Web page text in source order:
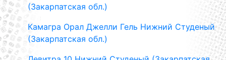
(Закарпатская обл.)
Камагра Орал Джелли Гель Нижний Студеный
(Закарпатская обл.)